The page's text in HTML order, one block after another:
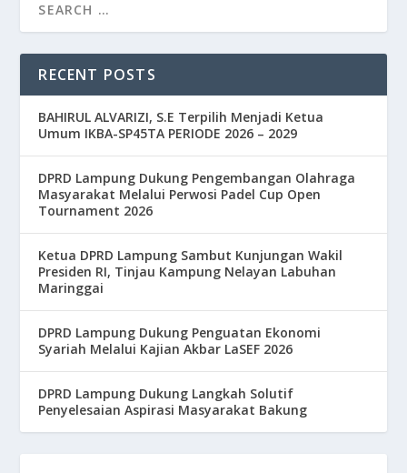
RECENT POSTS
BAHIRUL ALVARIZI, S.E Terpilih Menjadi Ketua
Umum IKBA-SP45TA PERIODE 2026 – 2029
DPRD Lampung Dukung Pengembangan Olahraga
Masyarakat Melalui Perwosi Padel Cup Open
Tournament 2026
Ketua DPRD Lampung Sambut Kunjungan Wakil
Presiden RI, Tinjau Kampung Nelayan Labuhan
Maringgai
DPRD Lampung Dukung Penguatan Ekonomi
Syariah Melalui Kajian Akbar LaSEF 2026
DPRD Lampung Dukung Langkah Solutif
Penyelesaian Aspirasi Masyarakat Bakung